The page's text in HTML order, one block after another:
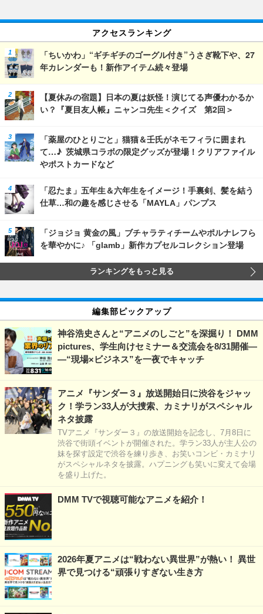
アクセスランキング
「ちいかわ」“ギチギチのゴーグル付き”うさぎ靴下や、27
年カレンダーも！新作アイテム続々登場
【夏休みの宿題】日本の夏は妖怪！演じてる声優わかるか
い？『夏目友人帳』ニャンコ先生＜クイズ 第2回＞
「薬屋のひとりごと」猫猫＆壬氏がネモフィラに囲まれ
て…♪ 茨城県コラボの限定グッズが登場！クリアファイル
やポストカードなど
「忍たま」五年生＆六年生をイメージ！手裏剣、髪を結う
仕草…和の趣を感じさせる「MAYLA」パンプス
「ジョジョ 黄金の風」ブチャラティチームやポルナレフら
を華やかに♪ 「glamb」新作カプセルコレクション登場
ランキングをもっと見る
編集部ピックアップ
神谷浩史さんと“アニメのしごと”を深掘り！ DMM
pictures、学生向けセミナー＆交流会を8/31開催―
―“現場×ビジネス”を一夜でキャッチ
アニメ『サンダー３』放送開始日に渋谷をジャッ
ク！学ラン33人が大捜索、カミナリがスペシャル
ネタ披露
TVアニメ『サンダー３』の放送開始を記念し、7月8日に
渋谷で街頭イベントが開催された。学ラン33人が主人公の
妹を探す設定で渋谷を練り歩き、お笑いコンビ・カミナリ
がスペシャルネタを披露。ハプニングも笑いに変えて会場
を盛り上げた。
DMM TVで視聴可能なアニメを紹介！
2026年夏アニメは“戦わない異世界”が熱い！ 異世
界で見つける“頑張りすぎない生き方